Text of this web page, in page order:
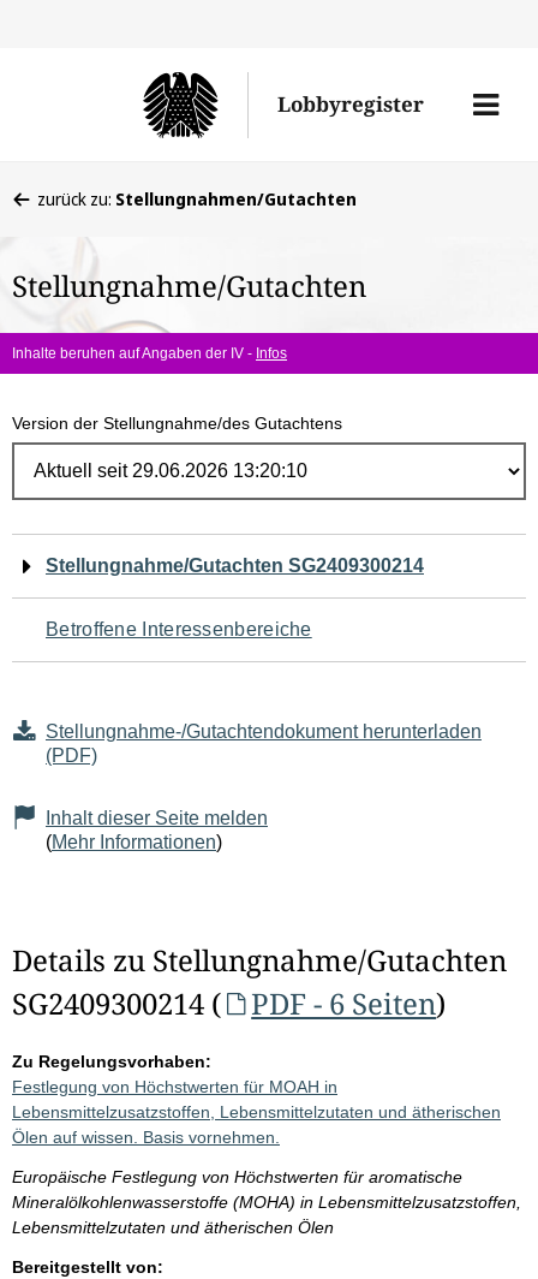
Lobbyregister
Menü
befinden
hier:
zurück zu: Stellungnahmen/Gutachten
Stellungnahme/Gutachten
Inhalte beruhen auf Angaben der IV - Infos
Version der Stellungnahme/des Gutachtens
Navigation
für
den
Seiteninhalt
Stellungnahme/Gutachten SG2409300214
Betroffene Interessenbereiche
Stellungnahme-/Gutachtendokument herunterladen
(PDF)
Inhalt dieser Seite melden
(Mehr Informationen)
Details zu Stellungnahme/Gutachten
SG2409300214 (
PDF - 6 Seiten)
Zu Regelungsvorhaben:
Festlegung von Höchstwerten für MOAH in
Lebensmittelzusatzstoffen, Lebensmittelzutaten und ätherischen
Ölen auf wissen. Basis vornehmen.
Europäische Festlegung von Höchstwerten für aromatische
Mineralölkohlenwasserstoffe (MOHA) in Lebensmittelzusatzstoffen,
Lebensmittelzutaten und ätherischen Ölen
Bereitgestellt von: